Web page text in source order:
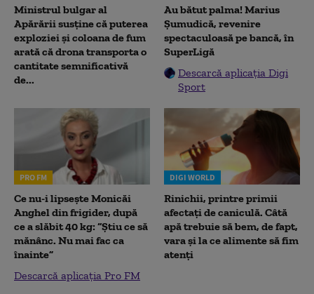
Ministrul bulgar al
Apărării susține că puterea
exploziei și coloana de fum
arată că drona transporta o
cantitate semnificativă
de...
Au bătut palma! Marius
Șumudică, revenire
spectaculoasă pe bancă, în
SuperLigă
Descarcă aplicația Digi
Sport
PRO FM
Ce nu-i lipsește Monicăi
Anghel din frigider, după
ce a slăbit 40 kg: “Știu ce să
mănânc. Nu mai fac ca
înainte”
Descarcă aplicația Pro FM
DIGI WORLD
Rinichii, printre primii
afectați de caniculă. Câtă
apă trebuie să bem, de fapt,
vara și la ce alimente să fim
atenți